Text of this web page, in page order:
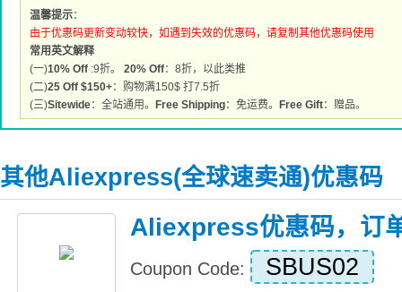
温馨提示：
由于优惠码更新变动较快，如遇到失效的优惠码，请复制其他优惠码使用
常用英文解释
(一)10% Off :9折。 20% Off：8折，以此类推
(二)25 Off $150+：购物满150$ 打7.5折
(三)Sitewide：全站通用。 Free Shipping：免运费。 Free Gift：赠品。
其他Aliexpress(全球速卖通)优惠码
Aliexpress优惠码，订
Coupon Code: SBUS02